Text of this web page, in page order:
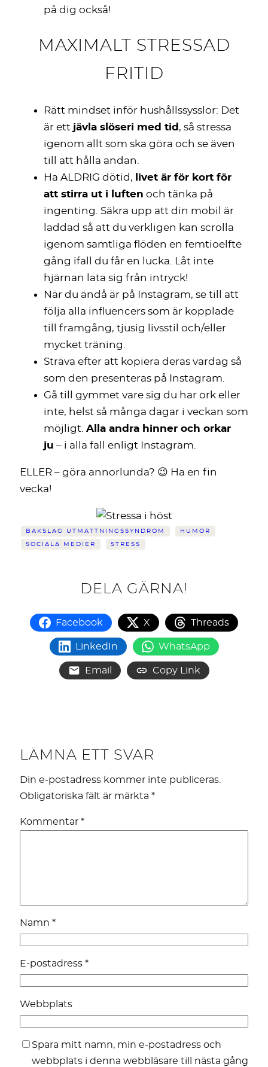
på dig också!
MAXIMALT STRESSAD
FRITID
Rätt mindset inför hushållssysslor: Det
är ett jävla slöseri med tid , så stressa
igenom allt som ska göra och se även
till att hålla andan.
Ha ALDRIG dötid,
livet är för kort för
att stirra ut i luften och tänka på
ingenting. Säkra upp att din mobil är
laddad så att du verkligen kan scrolla
igenom samtliga flöden en femtioelfte
gång ifall du får en lucka. Låt inte
hjärnan lata sig från intryck!
När du ändå är på Instagram, se till att
följa alla influencers som är kopplade
till framgång, tjusig livsstil och/eller
mycket träning.
Sträva efter att kopiera deras vardag så
som den presenteras på Instagram.
Gå till gymmet vare sig du har ork eller
inte, helst så många dagar i veckan som
möjligt. Alla andra hinner och orkar
ju – i alla fall enligt Instagram.
ELLER – göra annorlunda? 😉 Ha en fin
vecka!
BAKSLAG UTMATTNINGSSYNDROM HUMOR
SOCIALA MEDIER STRESS
DELA GÄRNA!
Facebook X Threads
LinkedIn WhatsApp
Email Copy Link
LÄMNA ETT SVAR
Din e-postadress kommer inte publiceras.
Obligatoriska fält är märkta *
Kommentar *
Namn *
E-postadress *
Webbplats
Spara mitt namn, min e-postadress och
webbplats i denna webbläsare till nästa gång